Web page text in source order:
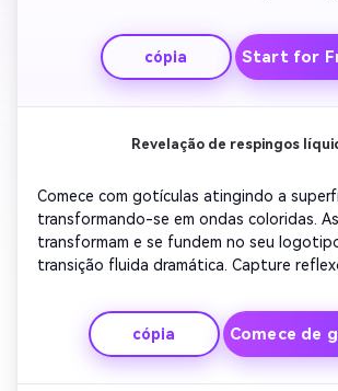
seguida por um flash rápido que o revela
detalhes. Adicione desfoque de
realismo e um reflexo brilhante por baixo
com um fade limpo para preto para um
cópia Start for
Revelação de respingos
Comece com gotículas atingindo a
transformando-se em ondas coloridas.
transformam e se fundem no seu
transição fluida dramática. Capture
texturas realistas que enfatizem o
Termine com o logotipo brilhando em
enquanto o som desaparece
cópia Comece de